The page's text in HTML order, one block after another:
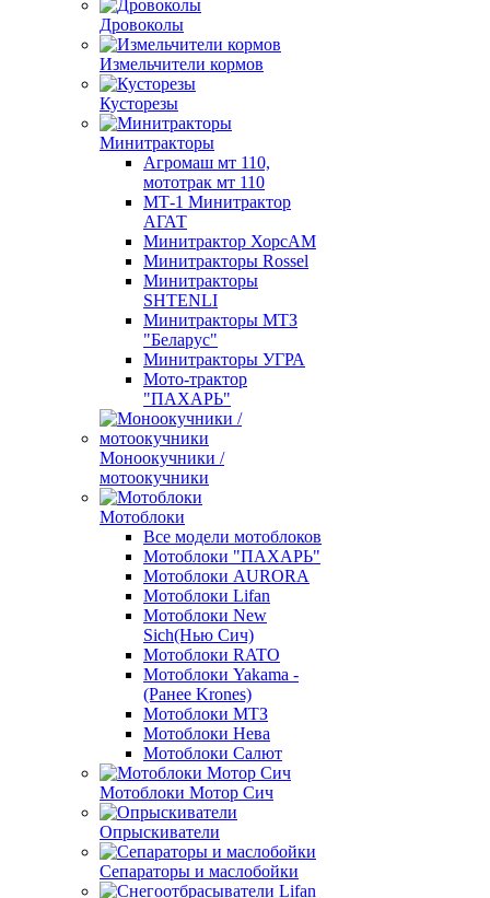
Дровоколы
Измельчители кормов
Кусторезы
Минитракторы
Агромаш мт 110,
мототрак мт 110
МТ-1 Минитрактор
АГАТ
Минитрактор ХорсАМ
Минитракторы Rossel
Минитракторы
SHTENLI
Минитракторы МТЗ
"Беларус"
Минитракторы УГРА
Мото-трактор
"ПАХАРЬ"
Моноокучники /
мотоокучники
Мотоблоки
Все модели мотоблоков
Мотоблоки "ПАХАРЬ"
Мотоблоки AURORA
Мотоблоки Lifan
Мотоблоки New
Sich(Нью Сич)
Мотоблоки RATO
Мотоблоки Yakama -
(Ранее Krones)
Мотоблоки МТЗ
Мотоблоки Нева
Мотоблоки Салют
Мотоблоки Мотор Сич
Опрыскиватели
Сепараторы и маслобойки